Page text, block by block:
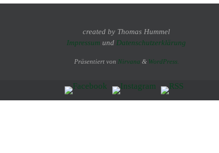
created by Thomas Hummel
Impressum und Datenschutzerklärung
Präsentiert von Nirvana & WordPress.